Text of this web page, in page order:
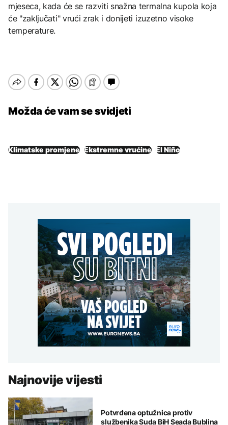
mjeseca, kada će se razviti snažna termalna kupola koja
će "zaključati" vrući zrak i donijeti izuzetno visoke
temperature.
Možda će vam se svidjeti
Klimatske promjene Ekstremne vrućine El Niño
Najnovije vijesti
Potvrđena optužnica protiv
službenika Suda BiH Seada Bublina